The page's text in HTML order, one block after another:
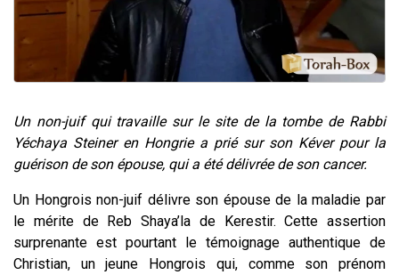
Un non-juif qui travaille sur le site de la tombe de Rabbi
Yéchaya Steiner en Hongrie a prié sur son Kéver pour la
guérison de son épouse, qui a été délivrée de son cancer.
Un Hongrois non-juif délivre son épouse de la maladie par
le mérite de Reb Shaya’la de Kerestir. Cette assertion
surprenante est pourtant le témoignage authentique de
Christian, un jeune Hongrois qui, comme son prénom